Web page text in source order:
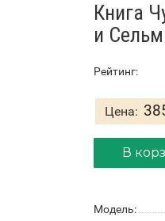
Книга
и
Рейтинг:
Цена:
В
Модель: